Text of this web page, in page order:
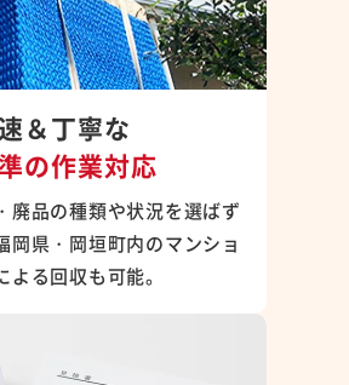
＆丁寧な
の作業対応
廃品の種類や状況を選ばず
岡県・岡垣町内のマンショ
る回収も可能。